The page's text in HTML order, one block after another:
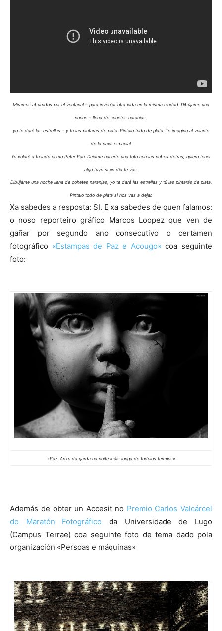
Miramos aburridos por el ventanal – para inventar otra vida en la misma ciudad. Dibújame una
noche – llena de cohetes naranjas,
yo te daré las estrellas – y tú las pintarás de plata. Píntalo todo de plata. Te imagino al volante
de la nave espacial.
Yo volaré a tu lado como Peter Pan. Déjame hacerte una foto con las nubes detrás, quiero tener
algo tuyo si un día te vas.
Dibújame una noche llena de cohetes naranjas, yo te daré las estrellas y tú las pintarás de plata.
Píntalo todo de plata si nos vas a dejar.
Xa sabedes a resposta: SI. E xa sabedes de quen falamos:
o noso reporteiro gráfico Marcos Loopez que ven de
gañar por segundo ano consecutivo o certamen
fotográfico «Estampas de Paz e Acougo» coa seguinte
foto:
«Paz. Anxo da garda na noite máis longa de tódolos tempos»
Además de obter un Accesit no Premio Carlos Valcárcel
do Maratón Fotográfico da Universidade de Lugo
(Campus Terrae) coa seguinte foto de tema dado pola
organización «Persoas e máquinas»